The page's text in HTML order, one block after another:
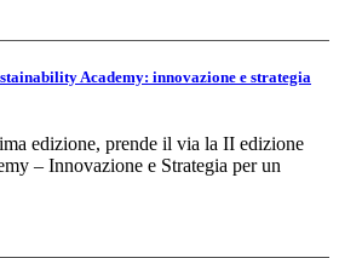
Academy: innovazione e strategia
edizione, prende il via la II edizione
– Innovazione e Strategia per un